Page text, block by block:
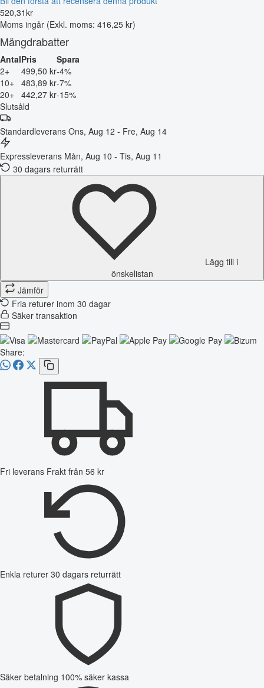
520,31kr
Moms ingår (Exkl. moms: 416,25 kr)
Mängdrabatter
AntalPris
Spara
2+
499,50 kr-4%
10+ 483,89 kr-7%
20+ 442,27 kr-15%
Slutsåld
Standardleverans Ons, Aug 12 - Fre, Aug 14
Expressleverans Mån, Aug 10 - Tis, Aug 11
30 dagars returrätt
Lägg till i
önskelistan
Jämför
Fria returer inom 30 dagar
Säker transaktion
Share:
Fri leverans Frakt från 56 kr
Enkla returer 30 dagars returrätt
Säker betalning 100% säker kassa